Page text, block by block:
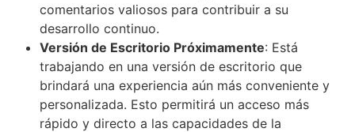
comentarios valiosos para contribuir a su
desarrollo continuo.
Versión de Escritorio Próximamente: Está
trabajando en una versión de escritorio que
brindará una experiencia aún más conveniente y
personalizada. Esto permitirá un acceso más
rápido y directo a las capacidades de la